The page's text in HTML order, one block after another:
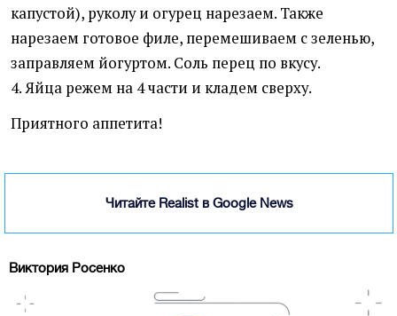
капустой), руколу и огурец нарезаем. Также
нарезаем готовое филе, перемешиваем с зеленью,
заправляем йогуртом. Соль перец по вкусу.
4. Яйца режем на 4 части и кладем сверху.
Приятного аппетита!
Читайте Realist в Google News
Виктория Росенко